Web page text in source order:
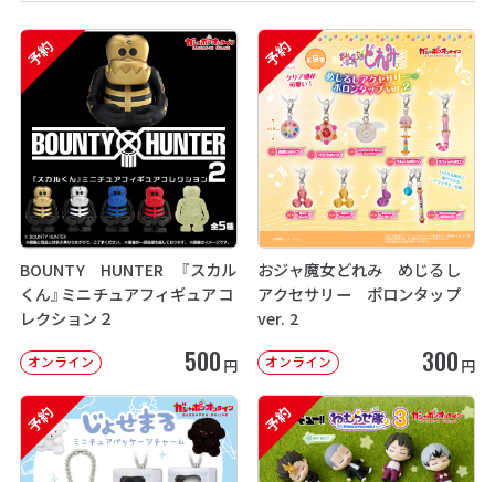
予約
BOUNTY HUNTER 『スカル
くん』ミニチュアフィギュアコ
レクション２
オンライン 500 円
予約
おジャ魔女どれみ めじるし
アクセサリー ポロンタップ
ver. 2
オンライン 300 円
予約 予約